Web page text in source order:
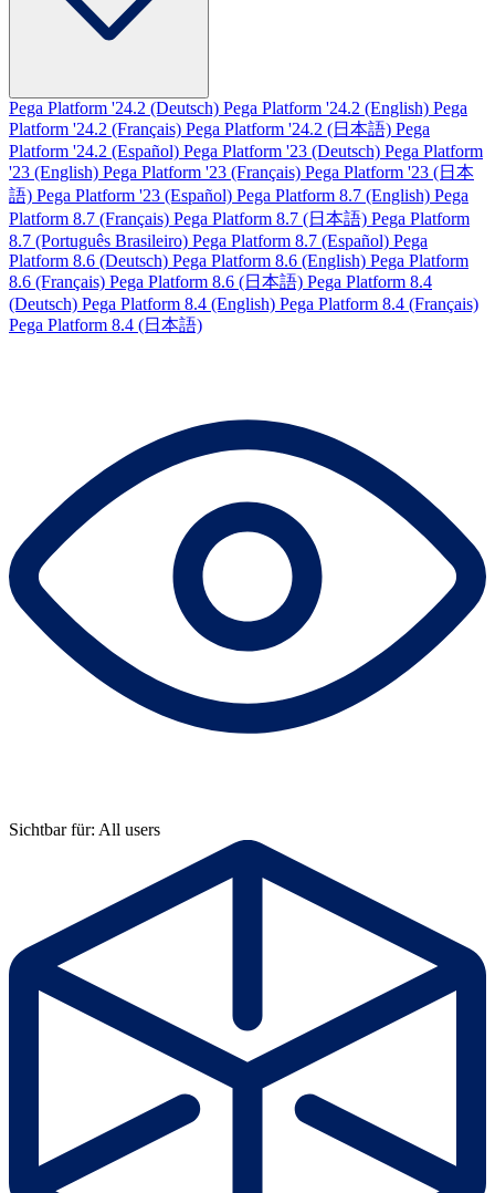
Pega Platform '24.2 (Deutsch) Pega Platform '24.2 (English) Pega
Platform '24.2 (Français) Pega Platform '24.2 (日本語) Pega
Platform '24.2 (Español) Pega Platform '23 (Deutsch) Pega Platform
'23 (English) Pega Platform '23 (Français) Pega Platform '23 (日本
語) Pega Platform '23 (Español) Pega Platform 8.7 (English) Pega
Platform 8.7 (Français) Pega Platform 8.7 (日本語) Pega Platform
8.7 (Português Brasileiro) Pega Platform 8.7 (Español) Pega
Platform 8.6 (Deutsch) Pega Platform 8.6 (English) Pega Platform
8.6 (Français) Pega Platform 8.6 (日本語) Pega Platform 8.4
(Deutsch) Pega Platform 8.4 (English) Pega Platform 8.4 (Français)
Pega Platform 8.4 (日本語)
Sichtbar für: All users